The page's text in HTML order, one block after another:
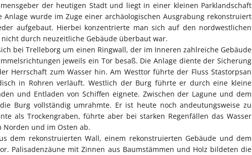
der heutigen Stadt und liegt in einer kleinen Parklandschaft
wurde im Zuge einer archäologischen Ausgrabung rekonstruiert
aufgebaut. Hierbei konzentrierte man sich auf den nordwestlichen
durch neuzeitliche Gebäude überbaut war.
bei Trelleborg um einen Ringwall, der im Inneren zahlreiche Gebäude
jeweils ein Tor besaß. Die Anlage diente der Sicherung
Herrschaft zum Wasser hin. Am Westtor führte der Fluss Stastorpsan
in Rohren verläuft. Westlich der Burg führte er durch eine kleine
und Entladen von Schiffen eignete. Zwischen der Lagune und dem
Burg vollständig umrahmte. Er ist heute noch andeutungsweise zu
als Trockengraben, führte aber bei starken Regenfällen das Wasser
Norden und im Osten ab.
dem rekonstruierten Wall, einem rekonstruierten Gebäude und dem
Palisadenzäune mit Zinnen aus Baumstämmen und Holz bildeten die